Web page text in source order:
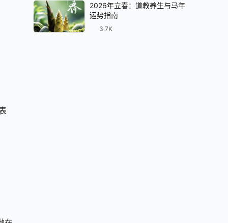
2026年立春：道教养生与马年
运势指南
3.7K